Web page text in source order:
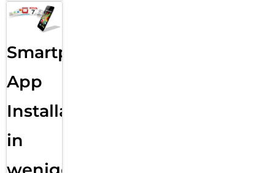
Smartphone
App
Installation
in